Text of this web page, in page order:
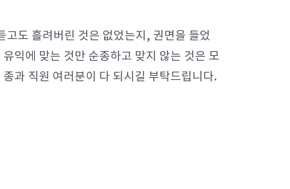
도 흘려버린 것은 없었는지, 권면을 들었
익에 맞는 것만 순종하고 맞지 않는 것은 모
과 직원 여러분이 다 되시길 부탁드립니다.